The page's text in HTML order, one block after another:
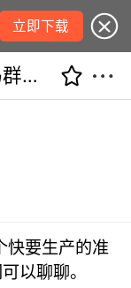
立即下载
mestre有孕妇及宝妈群吗？
快要生产的准
以聊聊。